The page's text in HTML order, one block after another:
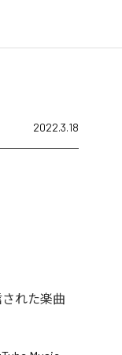
2022.3.18
された楽曲